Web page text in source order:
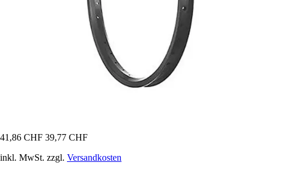
41,86 CHF 39,77 CHF
inkl. MwSt. zzgl. Versandkosten